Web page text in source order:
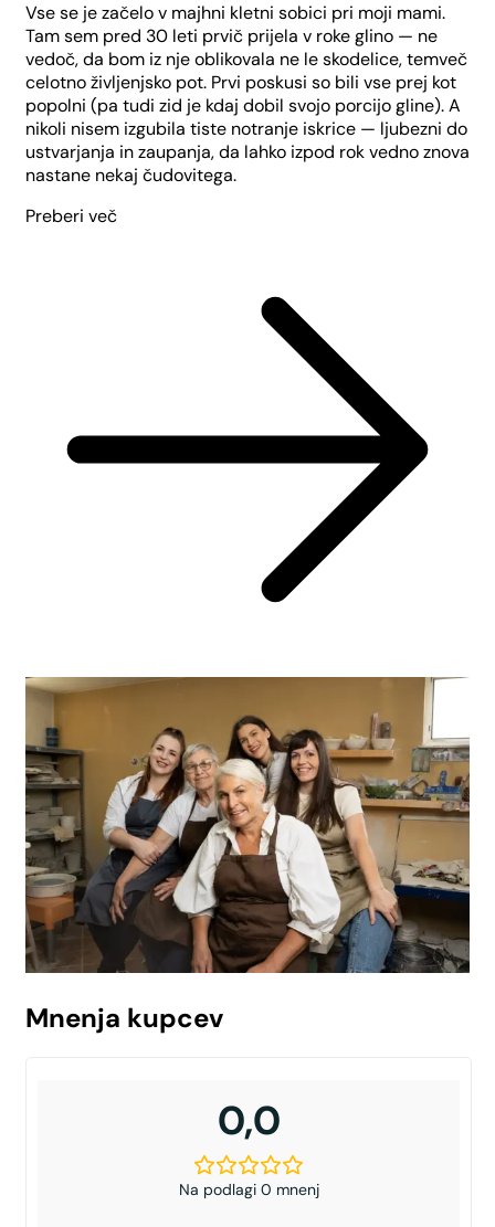
Vse se je začelo v majhni kletni sobici pri moji mami.
Tam sem pred 30 leti prvič prijela v roke glino — ne
vedoč, da bom iz nje oblikovala ne le skodelice, temveč
celotno življenjsko pot. Prvi poskusi so bili vse prej kot
popolni (pa tudi zid je kdaj dobil svojo porcijo gline). A
nikoli nisem izgubila tiste notranje iskrice — ljubezni do
ustvarjanja in zaupanja, da lahko izpod rok vedno znova
nastane nekaj čudovitega.
Preberi več
Mnenja kupcev
0,0
Na podlagi 0 mnenj